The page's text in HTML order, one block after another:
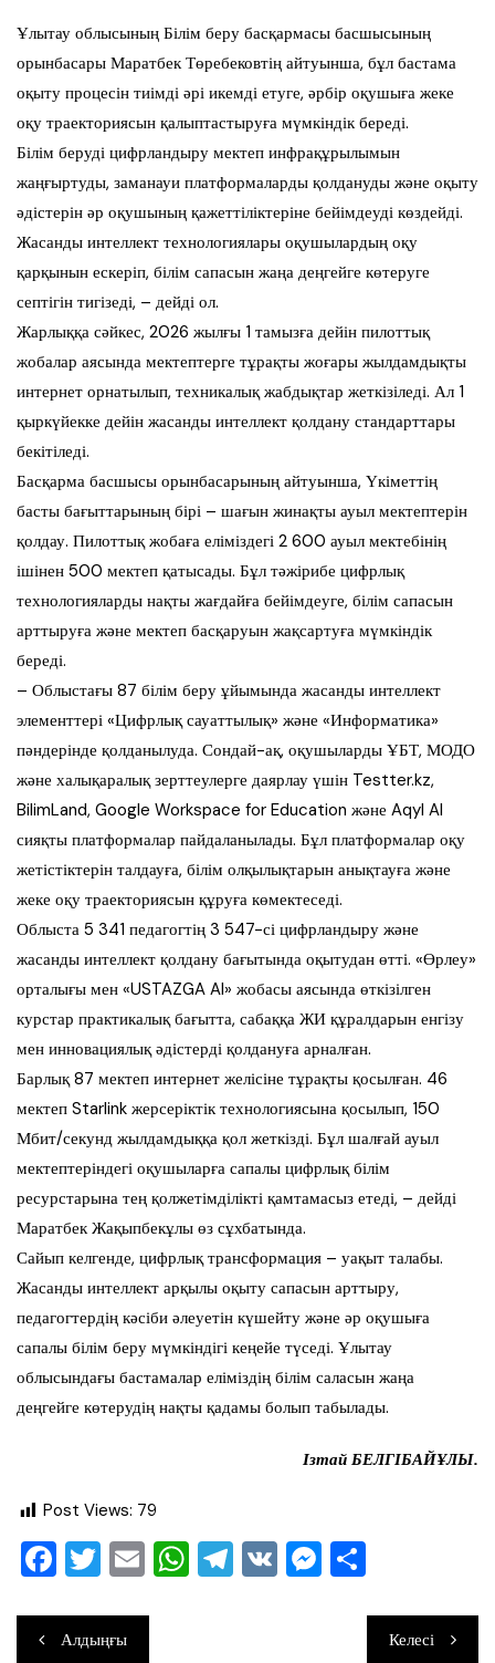
Ұлытау облысының Білім беру басқармасы басшысының
орынбасары Маратбек Төребековтің айтуынша, бұл бастама
оқыту процесін тиімді әрі икемді етуге, әрбір оқушыға жеке
оқу траекториясын қалыптастыруға мүмкіндік береді.
Білім беруді цифрландыру мектеп инфрақұрылымын
жаңғыртуды, заманауи платформаларды қолдануды және оқыту
әдістерін әр оқушының қажеттіліктеріне бейімдеуді көздейді.
Жасанды интеллект технологиялары оқушылардың оқу
қарқынын ескеріп, білім сапасын жаңа деңгейге көтеруге
септігін тигізеді, – дейді ол.
Жарлыққа сәйкес, 2026 жылғы 1 тамызға дейін пилоттық
жобалар аясында мектептерге тұрақты жоғары жылдамдықты
интернет орнатылып, техникалық жабдықтар жеткізіледі. Ал 1
қыркүйекке дейін жасанды интеллект қолдану стандарттары
бекітіледі.
Басқарма басшысы орынбасарының айтуынша, Үкіметтің
басты бағыттарының бірі – шағын жинақты ауыл мектептерін
қолдау. Пилоттық жобаға еліміздегі 2 600 ауыл мектебінің
ішінен 500 мектеп қатысады. Бұл тәжірибе цифрлық
технологияларды нақты жағдайға бейімдеуге, білім сапасын
арттыруға және мектеп басқаруын жақсартуға мүмкіндік
береді.
– Облыстағы 87 білім беру ұйымында жасанды интеллект
элементтері «Цифрлық сауаттылық» және «Информатика»
пәндерінде қолданылуда. Сондай-ақ, оқушыларды ҰБТ, МОДО
және халықаралық зерттеулерге даярлау үшін Testter.kz,
BilimLand, Google Workspace for Education және Aqyl AI
сияқты платформалар пайдаланылады. Бұл платформалар оқу
жетістіктерін талдауға, білім олқылықтарын анықтауға және
жеке оқу траекториясын құруға көмектеседі.
Облыста 5 341 педагогтің 3 547-сі цифрландыру және
жасанды интеллект қолдану бағытында оқытудан өтті. «Өрлеу»
орталығы мен «USTAZGA AI» жобасы аясында өткізілген
курстар практикалық бағытта, сабаққа ЖИ құралдарын енгізу
мен инновациялық әдістерді қолдануға арналған.
Барлық 87 мектеп интернет желісіне тұрақты қосылған. 46
мектеп Starlink жерсеріктік технологиясына қосылып, 150
Мбит/секунд жылдамдыққа қол жеткізді. Бұл шалғай ауыл
мектептеріндегі оқушыларға сапалы цифрлық білім
ресурстарына тең қолжетімділікті қамтамасыз етеді, – дейді
Маратбек Жақыпбекұлы өз сұхбатында.
Сайып келгенде, цифрлық трансформация – уақыт талабы.
Жасанды интеллект арқылы оқыту сапасын арттыру,
педагогтердің кәсіби әлеуетін күшейту және әр оқушыға
сапалы білім беру мүмкіндігі кеңейе түседі. Ұлытау
облысындағы бастамалар еліміздің білім саласын жаңа
деңгейге көтерудің нақты қадамы болып табылады.
Ізтай БЕЛГІБАЙҰЛЫ.
Post Views: 79
F
c
T
tt
E
ai
W T V M
ра
Навигация
Алдыңғы Келесі